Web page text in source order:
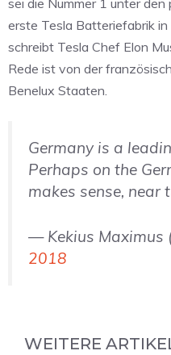
sei die Nummer 1 unter
erste Tesla Batteriefabrik in
schreibt Tesla Chef Elon
Rede ist von der
Benelux Staaten.
Germany is a
Perhaps on the
makes sense, near
— Kekius Maximus
2018
WEITERE